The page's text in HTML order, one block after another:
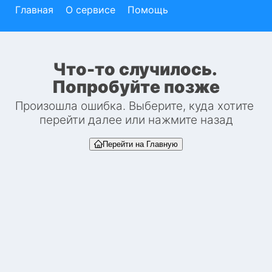
Главная О сервисе Помощь
Что-то случилось.
Попробуйте позже
Произошла ошибка. Выберите, куда хотите
перейти далее или нажмите назад
Перейти на Главную